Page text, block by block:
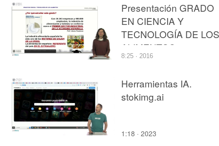
Presentación GRADO
EN CIENCIA Y
TECNOLOGÍA DE LOS
ALIMENTOS
8:25 · 2016
Herramientas IA.
stokimg.ai
1:18 · 2023